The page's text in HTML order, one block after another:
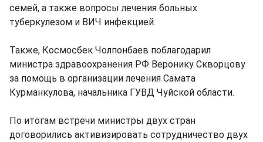
семей, а также вопросы лечения больных
туберкулезом и ВИЧ инфекцией.
Также, Космосбек Чолпонбаев поблагодарил
министра здравоохранения РФ Веронику Скворцову
за помощь в организации лечения Самата
Курманкулова, начальника ГУВД Чуйской области.
По итогам встречи министры двух стран
договорились активизировать сотрудничество двух